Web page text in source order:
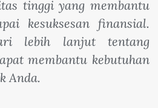
tinggi yang membantu
kesuksesan finansial.
lebih lanjut tentang
membantu kebutuhan
Anda.